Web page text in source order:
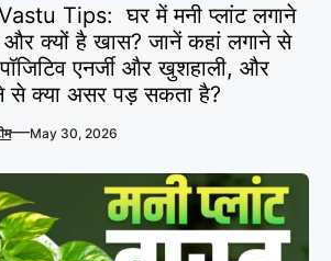
Tips: घर में मनी प्लांट लगाने
और क्यों है खास? जानें कहां लगाने से
एनर्जी और खुशहाली, और
से क्या असर पड़ सकता है?
—May 30, 2026